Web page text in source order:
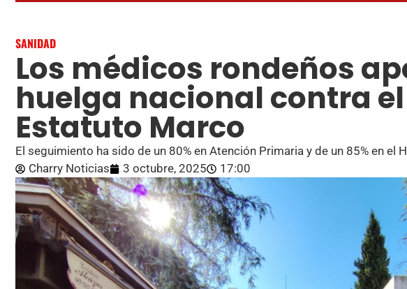
SANIDAD
Los médicos rondeños
huelga nacional contra
Estatuto Marco
El seguimiento ha sido de un 80% en Atención Primaria y de un 85% en el
Charry Noticias
3 octubre, 2025 17:00